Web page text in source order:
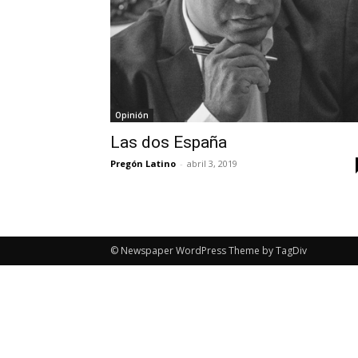
Opinión
Las dos España
Pregón Latino - abril 3, 2019
© Newspaper WordPress Theme by TagDiv